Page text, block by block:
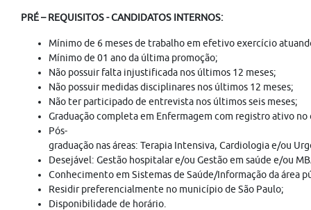
PRÉ – REQUISITOS - CANDIDATOS INTERNOS:
Mínimo de 6 meses de trabalho em efetivo exercício
Mínimo de 01 ano da última promoção;
Não possuir falta injustificada nos últimos 12 meses;
Não possuir medidas disciplinares nos últimos 12 meses;
Não ter participado de entrevista nos últimos seis meses;
Graduação completa em Enfermagem com registro ativo
Pós-
graduação nas áreas: Terapia Intensiva, Cardiologia e/ou
Desejável: Gestão hospitalar e/ou Gestão em saúde e/ou
Conhecimento em Sistemas de Saúde/Informação da área
Residir preferencialmente no município de São Paulo;
Disponibilidade de horário.